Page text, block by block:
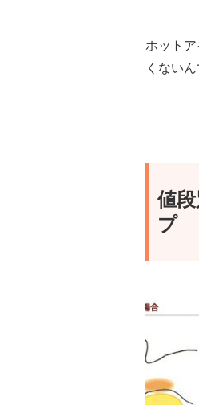
ホット
くない
値
プ